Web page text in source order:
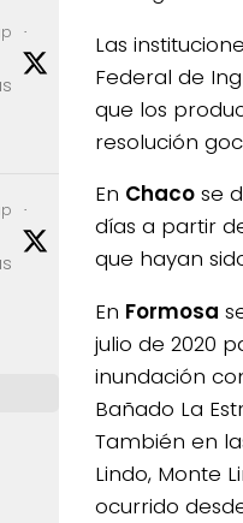
Las
Federal de
que los
resolución
En Chaco se
días a partir
que hayan
En Formosa
julio de 2020
inundación
Bañado La
También en
Lindo, Monte
ocurrido
·
·